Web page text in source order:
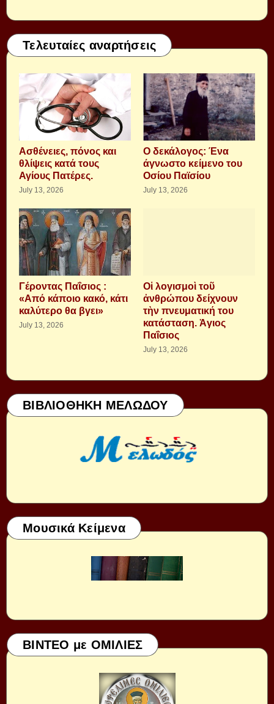
Τελευταίες αναρτήσεις
Aσθένειες, πόνος και
θλίψεις κατά τους
Αγίους Πατέρες.
July 13, 2026
Ο δεκάλογος: Ένα
άγνωστο κείμενο του
Οσίου Παϊσίου
July 13, 2026
Γέροντας Παΐσιος :
«Από κάποιο κακό, κάτι
καλύτερο θα βγει»
July 13, 2026
Οἱ λογισμοὶ τοῦ
ἀνθρώπου δείχνουν
τὴν πνευματική του
κατάσταση. Ἁγιος
Παΐσιος
July 13, 2026
ΒΙΒΛΙΟΘΗΚΗ ΜΕΛΩΔΟΥ
Μουσικά Κείμενα
ΒΙΝΤΕΟ με ΟΜΙΛΙΕΣ